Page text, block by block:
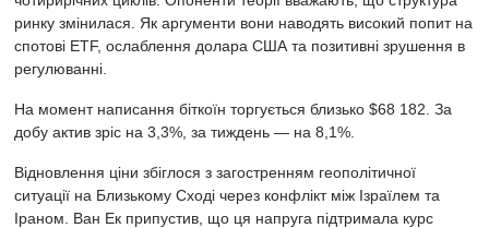
ринку змінилася. Як аргументи вони наводять високий попит на
спотові ETF, ослаблення долара США та позитивні зрушення в
регулюванні.
На момент написання біткоїн торгується близько $68 182. За
добу актив зріс на 3,3%, за тиждень — на 8,1%.
Відновлення ціни збіглося з загостренням геополітичної
ситуації на Близькому Сході через конфлікт між Ізраїлем та
Іраном. Ван Ек припустив, що ця напруга підтримала курс